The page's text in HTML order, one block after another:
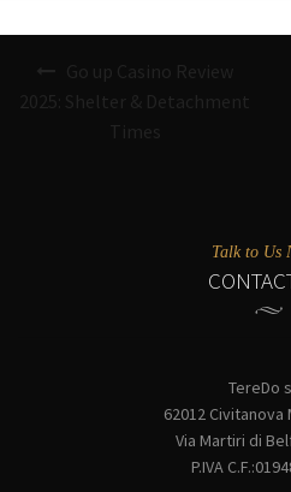
Go up Casino Review
2025: Shelter & Detachment
Times
Talk to Us
TereDo
62012 Civitanova
Via Martiri di
P.IVA